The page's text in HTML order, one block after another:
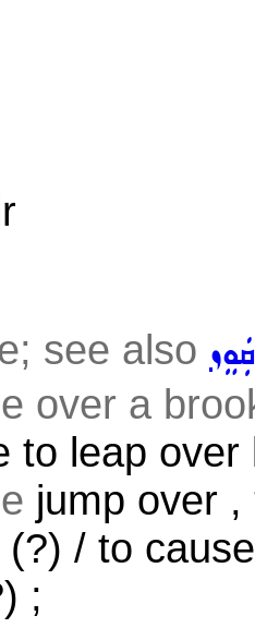
see also ܩܲܘܸܙ
over a
to leap
jump over ,
(?) / to
;